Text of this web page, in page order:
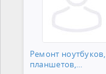
Ремонт ноутбуков,
планшетов,